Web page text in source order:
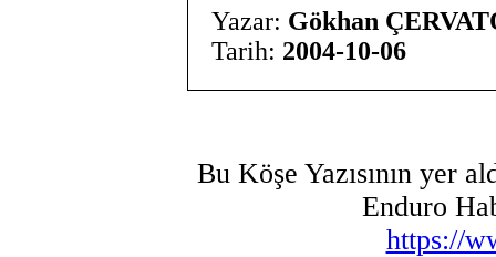
Yazar: Gökhan
Tarih: 2004-10-06
Bu Köşe Yazısının yer
Enduro
https://